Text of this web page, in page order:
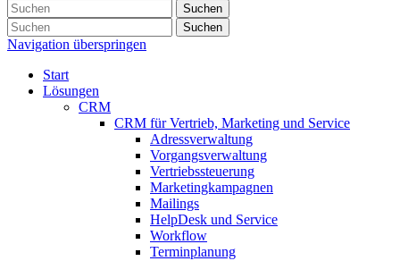
Suchen
Suchen
Navigation überspringen
Start
Lösungen
CRM
CRM für Vertrieb, Marketing und Service
Adressverwaltung
Vorgangsverwaltung
Vertriebssteuerung
Marketingkampagnen
Mailings
HelpDesk und Service
Workflow
Terminplanung